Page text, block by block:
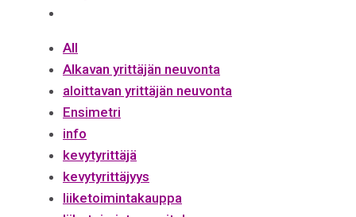
All
Alkavan yrittäjän neuvonta
aloittavan yrittäjän neuvonta
Ensimetri
info
kevytyrittäjä
kevytyrittäjyys
liiketoimintakauppa